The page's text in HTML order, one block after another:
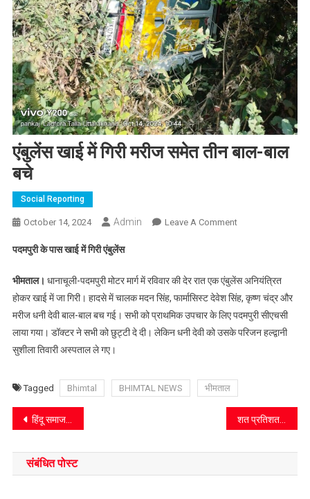
एंबुलेंस खाई में गिरी मरीज समेत तीन बाल-बाल
बचे
Social Reporting
October 14, 2024 Admin Leave A CommentOn
गिरी
मरीज
समेत
तीन
बचे
पदमपुरी के पास खाई में गिरी एंबुलेंस
भीमताल। धानाचूली-पदमपुरी मोटर मार्ग में रविवार की देर रात एक एंबुलेंस अनियंत्रित
होकर खाई में जा गिरी। हादसे में चालक मदन सिंह, फार्मासिस्ट देवेश सिंह, कृष्ण चंद्र और
मरीज धनी देवी बाल-बाल बच गई। सभी को प्राथमिक उपचार के लिए पदमपुरी सीएचसी
लाया गया। डॉक्टर ने सभी को छुट्टी दे दी। लेकिन धनी देवी को उसके परिजन हल्द्वानी
सुशीला तिवारी अस्पताल ले गए।
Tagged Bhimtal BHIMTAL NEWS भीमताल
Post
navigation
हिंदू समाज को संगठित होकर राष्ट्र हित में करना होगा काम
संबंधित पोस्ट